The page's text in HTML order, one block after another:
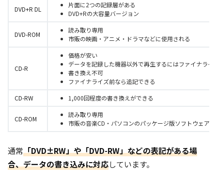
DVD+R DL
片面に2つの記録層がある
DVD+Rの大容量バージョン
DVD-ROM
読み取り専用
市販の映画・アニメ・ドラマなどに使用される
CD-R
価格が安い
データを記録した機器以外で再生するにはファイナライ
書き換え不可
ファイナライズ前なら追記できる
CD-RW
1,000回程度の書き換えができる
CD-ROM
読み取り専用
市販の音楽CD・パソコンのパッケージ版ソフトウェア
通常「DVD±RW」や「DVD-RW」などの表記がある場
合、データの書き込みに対応しています。